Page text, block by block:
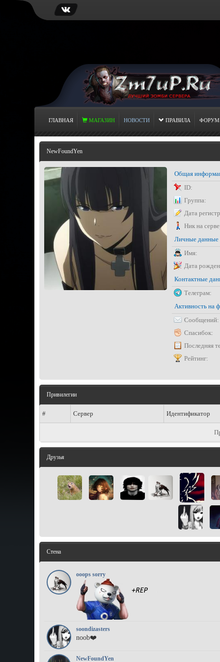
ГЛАВНАЯ МАГАЗИН НОВОСТИ ПРАВИЛА ФОРУМ
NewFoundYen
Общая
ID:
Группа:
Дата
Ник на
Личные данные
Имя:
Дата
Контактные
Телеграм:
Активность на
Сообщений:
Спасибок:
Последняя
Рейтинг:
Привилегии
# Сервер Идентификатор
Друзья
Стена
ooops sorry
soondizasters
noob❤️
NewFoundYen